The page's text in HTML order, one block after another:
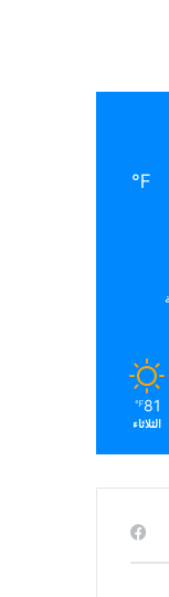
℉
81
℉
الثلاثاء